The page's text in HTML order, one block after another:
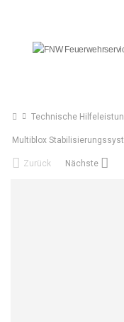
Technische
Multiblox
Zurück Nächste